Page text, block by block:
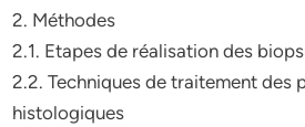
2. Méthodes
2.1. Etapes de réalisation des
2.2. Techniques de traitement des
histologiques